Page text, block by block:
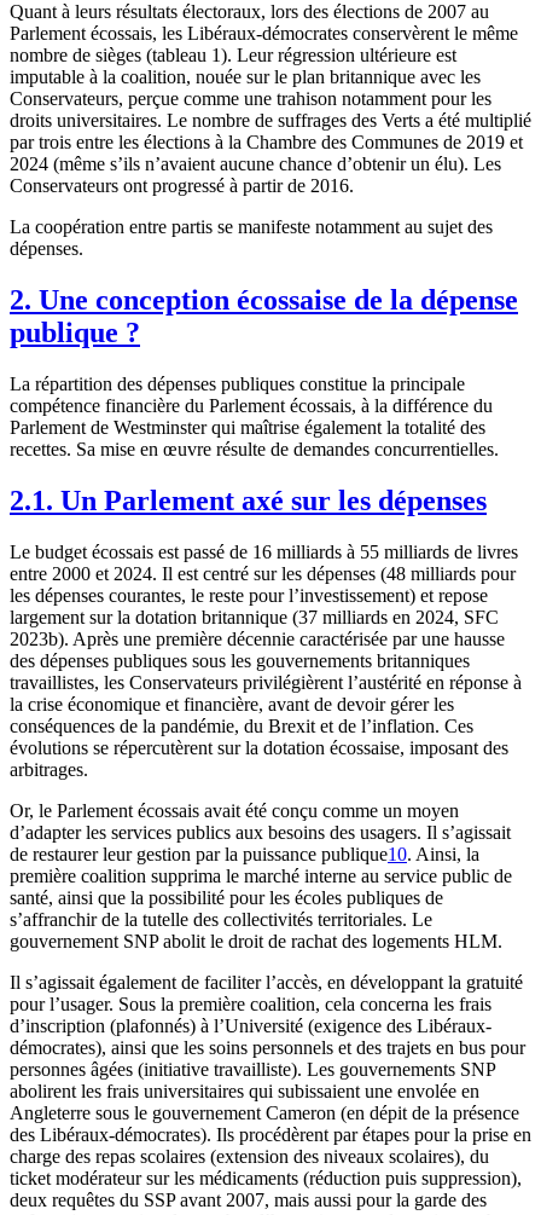
Quant à leurs résultats électoraux, lors des élections de 2007 au
Parlement écossais, les Libéraux-démocrates conservèrent le même
nombre de sièges (tableau 1). Leur régression ultérieure est
imputable à la coalition, nouée sur le plan britannique avec les
Conservateurs, perçue comme une trahison notamment pour les
droits universitaires. Le nombre de suffrages des Verts a été multiplié
par trois entre les élections à la Chambre des Communes de 2019 et
2024 (même s’ils n’avaient aucune chance d’obtenir un élu). Les
Conservateurs ont progressé à partir de 2016.
La coopération entre partis se manifeste notamment au sujet des
dépenses.
2. Une conception écossaise de la dépense
publique ?
La répartition des dépenses publiques constitue la principale
compétence financière du Parlement écossais, à la différence du
Parlement de Westminster qui maîtrise également la totalité des
recettes. Sa mise en œuvre résulte de demandes concurrentielles.
2.1. Un Parlement axé sur les dépenses
Le budget écossais est passé de 16 milliards à 55 milliards de livres
entre 2000 et 2024. Il est centré sur les dépenses (48 milliards pour
les dépenses courantes, le reste pour l’investissement) et repose
largement sur la dotation britannique (37 milliards en 2024, SFC
2023b). Après une première décennie caractérisée par une hausse
des dépenses publiques sous les gouvernements britanniques
travaillistes, les Conservateurs privilégièrent l’austérité en réponse à
la crise économique et financière, avant de devoir gérer les
conséquences de la pandémie, du Brexit et de l’inflation. Ces
évolutions se répercutèrent sur la dotation écossaise, imposant des
arbitrages.
Or, le Parlement écossais avait été conçu comme un moyen
d’adapter les services publics aux besoins des usagers. Il s’agissait
de restaurer leur gestion par la puissance publique10. Ainsi, la
première coalition supprima le marché interne au service public de
santé, ainsi que la possibilité pour les écoles publiques de
s’affranchir de la tutelle des collectivités territoriales. Le
gouvernement SNP abolit le droit de rachat des logements HLM.
Il s’agissait également de faciliter l’accès, en développant la gratuité
pour l’usager. Sous la première coalition, cela concerna les frais
d’inscription (plafonnés) à l’Université (exigence des Libéraux-
démocrates), ainsi que les soins personnels et des trajets en bus pour
personnes âgées (initiative travailliste). Les gouvernements SNP
abolirent les frais universitaires qui subissaient une envolée en
Angleterre sous le gouvernement Cameron (en dépit de la présence
des Libéraux-démocrates). Ils procédèrent par étapes pour la prise en
charge des repas scolaires (extension des niveaux scolaires), du
ticket modérateur sur les médicaments (réduction puis suppression),
deux requêtes du SSP avant 2007, mais aussi pour la garde des